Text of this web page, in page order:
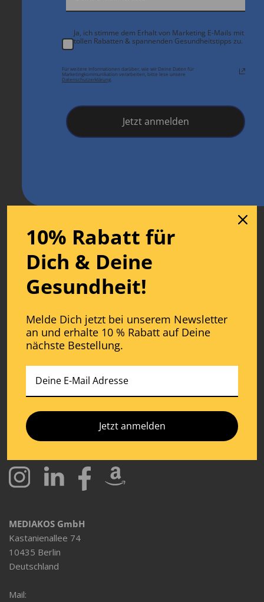
Du hast Fragen?
Wir sind jeden Werktag für Dich
und all Deine Fragen erreichbar.
Service
Montag – Freitag 10:00 – 17:00 Uhr
Jetzt Nachfragen
Folge uns auf:
MEDIAKOS GmbH
Kastanienallee 74
10435 Berlin
Deutschland
Mail:
Ja, ich stimme dem Erhalt von Marketing E-Mails mit
tollen Rabatten & spannenden Gesundheitstipps zu.
Für weitere Informationen darüber, wie wir Deine Daten für
Marketingkommunikation verarbeiten, bitte lese unsere
Datenschutzerklärung
Jetzt anmelden
10% Rabatt für
Dich & Deine
Gesundheit!
Melde Dich jetzt bei unserem Newsletter
an und erhalte 10 % Rabatt auf Deine
nächste Bestellung.
Jetzt anmelden